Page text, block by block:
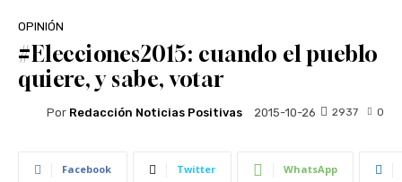
OPINIÓN
#Elecciones2015: cuando el pueblo
quiere, y sabe, votar
Por Redacción Noticias Positivas 2015-10-26 0
2937
Facebook Twitter WhatsApp